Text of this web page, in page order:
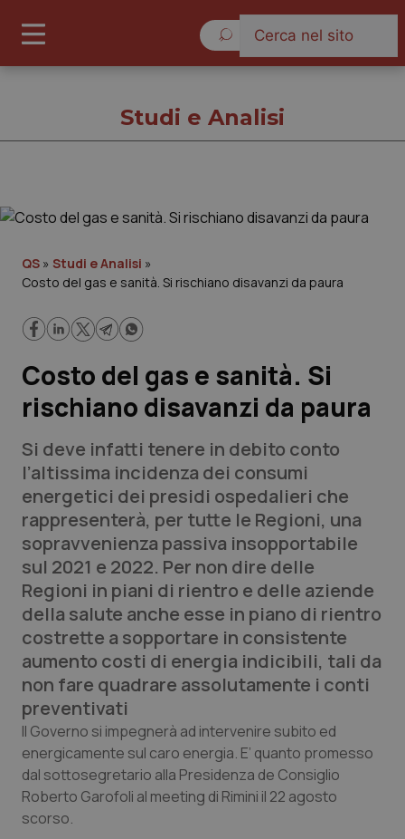
Cronache
Lavoro e Professioni
Scienza e Farmaci
Studi e Analisi
Lettere al direttore
Edizioni Regionali
QS Pro
Professionisti Sanitari.AI
Abruzzo
Basilicata
Calabria
QS Pro Gold
Artrite & artrosi
Asma & BPCO
QS Club Newsletter
Studi e Analisi
QS » Studi e Analisi »
Costo del gas e sanità. Si rischiano disavanzi da paura
Costo del gas e sanità. Si
rischiano disavanzi da paura
Si deve infatti tenere in debito conto
l’altissima incidenza dei consumi
energetici dei presidi ospedalieri che
rappresenterà, per tutte le Regioni, una
sopravvenienza passiva insopportabile
sul 2021 e 2022. Per non dire delle
Regioni in piani di rientro e delle aziende
della salute anche esse in piano di rientro
costrette a sopportare in consistente
aumento costi di energia indicibili, tali da
non fare quadrare assolutamente i conti
preventivati
Il Governo si impegnerà ad intervenire subito ed
energicamente sul caro energia. E’ quanto promesso
dal sottosegretario alla Presidenza de Consiglio
Roberto Garofoli al meeting di Rimini il 22 agosto
scorso.